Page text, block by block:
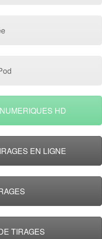
HD
EN LIGNE
TIRAGES